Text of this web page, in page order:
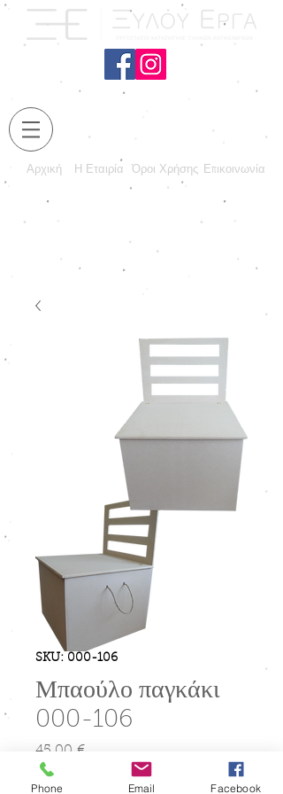
Αρχική Η Εταιρία Όροι Χρήσης Επικοινωνία
SKU: 000-106
Μπαούλο παγκάκι
000-106
45,00 €
Ποσότητα
Phone Email Facebook